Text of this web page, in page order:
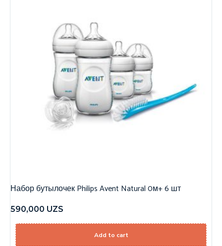
Набор бутылочек Philips Avent Natural 0м+ 6 шт
590,000 UZS
Add to cart